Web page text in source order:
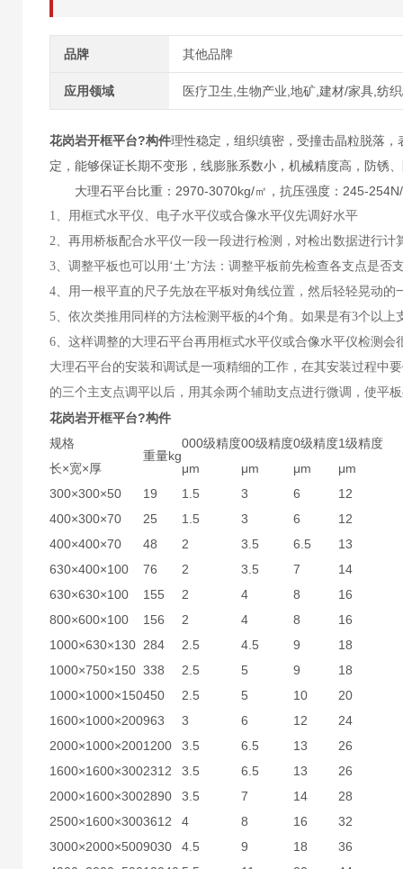
品牌 其他品牌
应用领域 医疗卫生,生物产业,地矿,建材/家具,纺
花岗岩开框平台?构件理性稳定，组织缜密，受撞击晶粒脱落
定，能够保证长期不变形，线膨胀系数小，机械精度高，防锈
大理石平台比重：2970-3070kg/㎡，抗压强度：245-
1、用框式水平仪、电子水平仪或合像水平仪先调好水平
2、再用桥板配合水平仪一段一段进行检测，对检出数据进行
3、调整平板也可以用‘土’方法：调整平板前先检查各支点是否
4、用一根平直的尺子先放在平板对角线位置，然后轻轻晃动
5、依次类推用同样的方法检测平板的4个角。如果是有3个以
6、这样调整的大理石平台再用框式水平仪或合像水平仪检测
大理石平台的安装和调试是一项精细的工作，在其安装过程中
的三个主支点调平以后，用其余两个辅助支点进行微调，使平
花岗岩开框平台?构件
规格
长×宽×厚
重量kg
000级精度
μm
00级精度
μm
0级精度
μm
1级精度
μm
300×300×50
19 1.5 3 6
12
400×300×70
25 1.5 3 6
12
400×400×70
48 2 3.5 6.5
13
630×400×100
76 2 3.5 7
14
630×630×100
155 2 4 8
16
800×600×100
156 2 4 8
16
1000×630×130 284 2.5 4.5 9
18
1000×750×150 338 2.5 5 9
18
1000×1000×150450 2.5 5 10
20
1600×1000×200963 3 6 12
24
2000×1000×2001200 3.5 6.5 13
26
1600×1600×3002312 3.5 6.5 13
26
2000×1600×3002890 3.5 7 14
28
2500×1600×3003612 4 8 16
32
3000×2000×5009030 4.5 9 18
36